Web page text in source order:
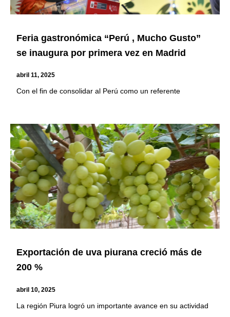
Feria gastronómica “Perú , Mucho Gusto”
se inaugura por primera vez en Madrid
abril 11, 2025
Con el fin de consolidar al Perú como un referente
Exportación de uva piurana creció más de
200 %
abril 10, 2025
La región Piura logró un importante avance en su actividad